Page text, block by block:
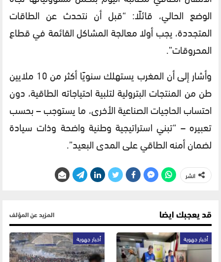
الوضع الحالي، قائلًا: “قبل أن نتحدث عن الطاقات
المتجددة، يجب أولا معالجة المشاكل القائمة في قطاع
المحروقات”.
وأشار إلى أن المغرب يستهلك سنويًا أكثر من 10 ملايين
طن من المنتجات البترولية لتلبية احتياجاته الطاقية، دون
احتساب الحاجيات الصناعية الأخرى، ما يستوجب – بحسب
تعبيره – “تبني استراتيجية وطنية واضحة وذات سيادة
لضمان أمنه الطاقي على المدى البعيد”.
انشر
قد يعجبك ايضا المزيد عن المؤلف
أخبار جهوية أخبار جهوية